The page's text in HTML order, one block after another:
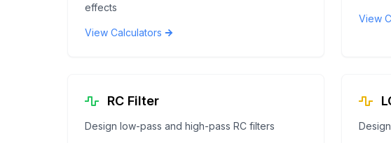
effects
View Calculators
View
RC Filter
Design low-pass and high-pass RC filters